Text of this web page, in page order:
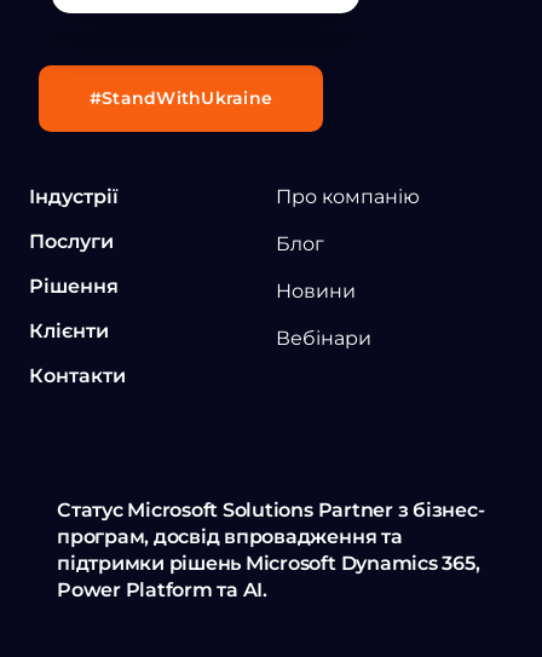
Індустрії
Послуги
Рішення
Клієнти
Контакти
Про компанію
Блог
Новини
Вебінари
Статус Microsoft Solutions Partner з бізнес-
програм, досвід впровадження та
підтримки рішень Microsoft Dynamics 365,
Power Platform та AI.
#StandWithUkraine